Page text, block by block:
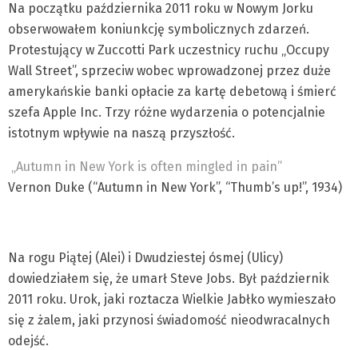
Na początku października 2011 roku w Nowym Jorku
obserwowałem koniunkcję symbolicznych zdarzeń.
Protestujący w Zuccotti Park uczestnicy ruchu „Occupy
Wall Street”, sprzeciw wobec wprowadzonej przez duże
amerykańskie banki opłacie za kartę debetową i śmierć
szefa Apple Inc. Trzy różne wydarzenia o potencjalnie
istotnym wpływie na naszą przyszłość.
„Autumn in New York is often mingled in pain”
Vernon Duke (“Autumn in New York”, “Thumb’s up!”, 1934)
Na rogu Piątej (Alei) i Dwudziestej ósmej (Ulicy)
dowiedziałem się, że umarł Steve Jobs. Był październik
2011 roku. Urok, jaki roztacza Wielkie Jabłko wymieszało
się z żalem, jaki przynosi świadomość nieodwracalnych
odejść.